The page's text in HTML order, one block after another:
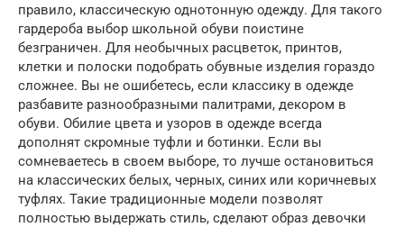
правило, классическую однотонную одежду. Для такого
гардероба выбор школьной обуви поистине
безграничен. Для необычных расцветок, принтов,
клетки и полоски подобрать обувные изделия гораздо
сложнее. Вы не ошибетесь, если классику в одежде
разбавите разнообразными палитрами, декором в
обуви. Обилие цвета и узоров в одежде всегда
дополнят скромные туфли и ботинки. Если вы
сомневаетесь в своем выборе, то лучше остановиться
на классических белых, черных, синих или коричневых
туфлях. Такие традиционные модели позволят
полностью выдержать стиль, сделают образ девочки